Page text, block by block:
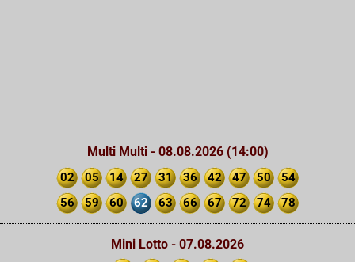
Multi Multi - 08.08.2026 (14:00)
02 05 14 27 31 36 42 47 50
54
56
59 60 62 63 66 67 72 74 78
Mini Lotto - 07.08.2026